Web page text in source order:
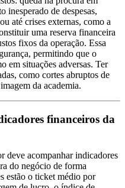
inesperado de despesas,
até crises externas, como a
uma reserva financeira
fixos da operação. Essa
permitindo que o
em situações adversas. Ter
como cortes abruptos de
da academia.
financeiros da
deve acompanhar indicadores
do negócio de forma
estão o ticket médio por